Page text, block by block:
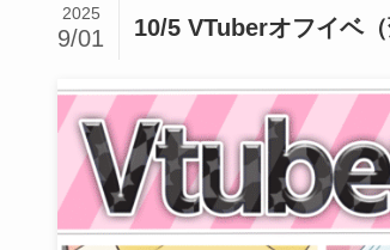
10/5 VTuberオフイベ
2025
9/01